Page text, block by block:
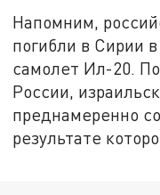
Напомним,
погибли в Сирии
самолет Ил-20.
России,
преднамеренно
результате